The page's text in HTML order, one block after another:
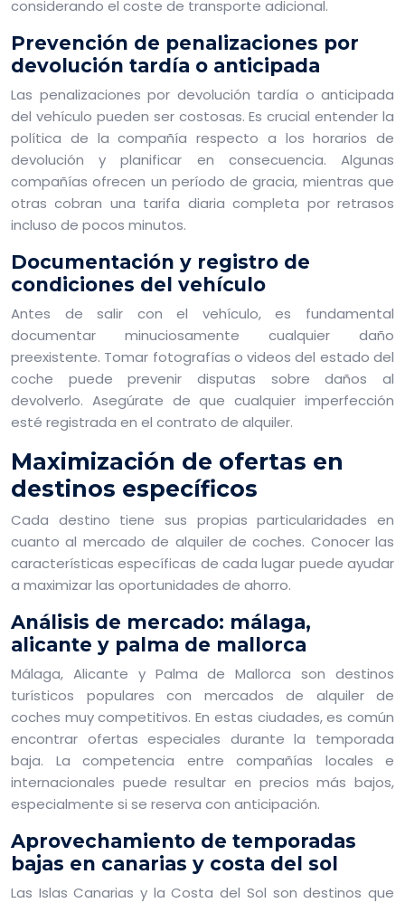
considerando el coste de transporte adicional.
Prevención de penalizaciones por
devolución tardía o anticipada
Las penalizaciones por devolución tardía o anticipada
del vehículo pueden ser costosas. Es crucial entender la
política de la compañía respecto a los horarios de
devolución y planificar en consecuencia. Algunas
compañías ofrecen un período de gracia, mientras que
otras cobran una tarifa diaria completa por retrasos
incluso de pocos minutos.
Documentación y registro de
condiciones del vehículo
Antes de salir con el vehículo, es fundamental
documentar minuciosamente cualquier daño
preexistente. Tomar fotografías o videos del estado del
coche puede prevenir disputas sobre daños al
devolverlo. Asegúrate de que cualquier imperfección
esté registrada en el contrato de alquiler.
Maximización de ofertas en
destinos específicos
Cada destino tiene sus propias particularidades en
cuanto al mercado de alquiler de coches. Conocer las
características específicas de cada lugar puede ayudar
a maximizar las oportunidades de ahorro.
Análisis de mercado: málaga,
alicante y palma de mallorca
Málaga, Alicante y Palma de Mallorca son destinos
turísticos populares con mercados de alquiler de
coches muy competitivos. En estas ciudades, es común
encontrar ofertas especiales durante la temporada
baja. La competencia entre compañías locales e
internacionales puede resultar en precios más bajos,
especialmente si se reserva con anticipación.
Aprovechamiento de temporadas
bajas en canarias y costa del sol
Las Islas Canarias y la Costa del Sol son destinos que